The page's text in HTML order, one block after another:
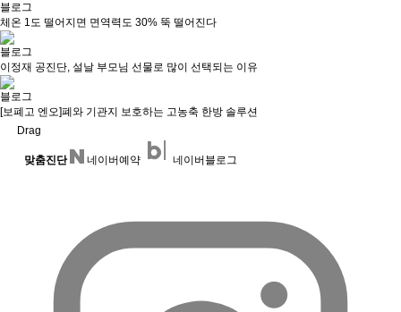
블로그
체온 1도 떨어지면 면역력도 30% 뚝 떨어진다
블로그
이정재 공진단, 설날 부모님 선물로 많이 선택되는 이유
블로그
[보폐고 엔오]폐와 기관지 보호하는 고농축 한방 솔루션
Drag
맞춤진단 네이버예약 네이버블로그